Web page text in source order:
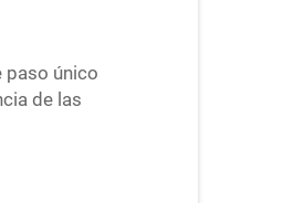
paso único
de las
vuelta sobre el